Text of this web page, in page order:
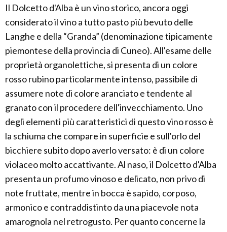
Il Dolcetto d'Alba è un vino storico, ancora oggi
considerato il vino a tutto pasto più bevuto delle
Langhe e della “Granda” (denominazione tipicamente
piemontese della provincia di Cuneo). All'esame delle
proprietà organolettiche, si presenta di un colore
rosso rubino particolarmente intenso, passibile di
assumere note di colore aranciato e tendente al
granato con il procedere dell'invecchiamento. Uno
degli elementi più caratteristici di questo vino rosso è
la schiuma che compare in superficie e sull'orlo del
bicchiere subito dopo averlo versato: è di un colore
violaceo molto accattivante. Al naso, il Dolcetto d'Alba
presenta un profumo vinoso e delicato, non privo di
note fruttate, mentre in bocca è sapido, corposo,
armonico e contraddistinto da una piacevole nota
amarognola nel retrogusto. Per quanto concerne la